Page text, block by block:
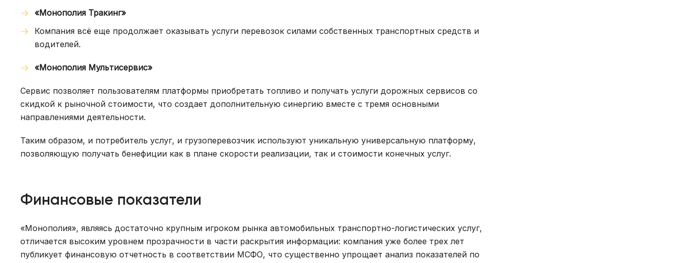
«Монополия Тракинг»
Компания всё еще продолжает оказывать услуги перевозок силами собственных транспортных средств и
водителей.
«Монополия Мультисервис»
Сервис позволяет пользователям платформы приобретать топливо и получать услуги дорожных сервисов со
скидкой к рыночной стоимости, что создает дополнительную синергию вместе с тремя основными
направлениями деятельности.
Таким образом, и потребитель услуг, и грузоперевозчик используют уникальную универсальную платформу,
позволяющую получать бенефиции как в плане скорости реализации, так и стоимости конечных услуг.
Финансовые показатели
«Монополия», являясь достаточно крупным игроком рынка автомобильных транспортно-логистических услуг,
отличается высоким уровнем прозрачности в части раскрытия информации: компания уже более трех лет
публикует финансовую отчетность в соответствии МСФО, что существенно упрощает анализ показателей по